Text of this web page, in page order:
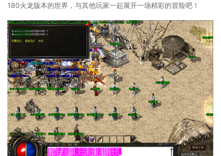
180火龙版本的世界，与其他玩家一起展开一场精彩的冒险吧！